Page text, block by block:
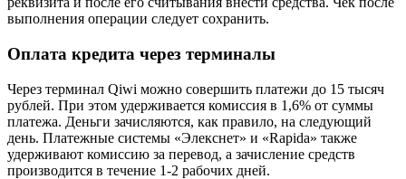
выполнения операции следует сохранить.
Оплата кредита через терминалы
Через терминал Qiwi можно совершить платежи до 15 тысяч
рублей. При этом удерживается комиссия в 1,6% от суммы
платежа. Деньги зачисляются, как правило, на следующий
день. Платежные системы «Элекснет» и «Rapida» также
удерживают комиссию за перевод, а зачисление средств
производится в течение 1-2 рабочих дней.